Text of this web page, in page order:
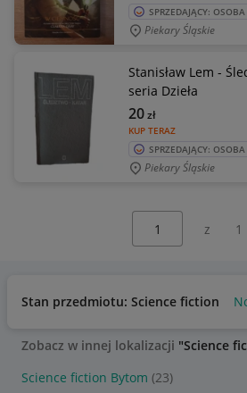
SPRZEDAJĄCY:
Piekary Śląskie
Stanisław Lem -
seria Dzieła
KUP TERAZ
20zł
SPRZEDAJĄCY:
Piekary Śląskie
z 1
Stan przedmiotu: Science fiction
Zobacz w innej lokalizacji "Science
Science fiction Bytom (23)